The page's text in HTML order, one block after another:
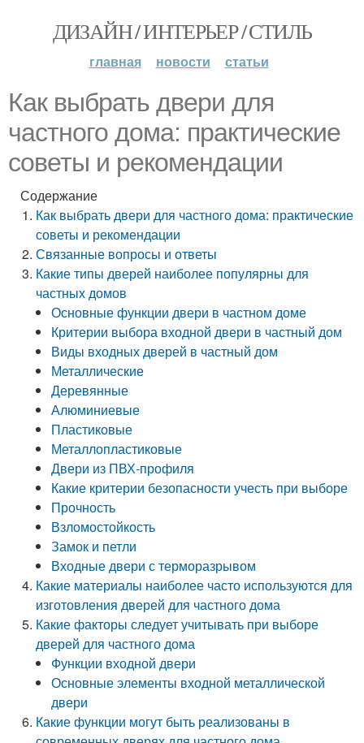
ДИЗАЙН / ИНТЕРЬЕР / СТИЛЬ
главная новости статьи
Как выбрать двери для
частного дома: практические
советы и рекомендации
Содержание
Как выбрать двери для частного дома: практические
советы и рекомендации
Связанные вопросы и ответы
Какие типы дверей наиболее популярны для
частных домов
Основные функции двери в частном доме
Критерии выбора входной двери в частный дом
Виды входных дверей в частный дом
Металлические
Деревянные
Алюминиевые
Пластиковые
Металлопластиковые
Двери из ПВХ-профиля
Какие критерии безопасности учесть при выборе
Прочность
Взломостойкость
Замок и петли
Входные двери с терморазрывом
Какие материалы наиболее часто используются для
изготовления дверей для частного дома
Какие факторы следует учитывать при выборе
дверей для частного дома
Функции входной двери
Основные элементы входной металлической
двери
Какие функции могут быть реализованы в